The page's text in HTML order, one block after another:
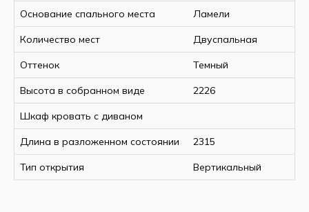
мм)
Материал изголовья/
изножья
ЛДСП (Egger 36
мм)
Материал фасада
(шуфляды)
ЛДСП (Egger 18
мм)
Цвет
бежевый
Основание спального места Ламели
Количество мест Двуспальная
Оттенок Темный
Высота в собранном виде 2226
Шкаф кровать с диваном
Длина в разложенном состоянии 2315
Тип открытия Вертикальный